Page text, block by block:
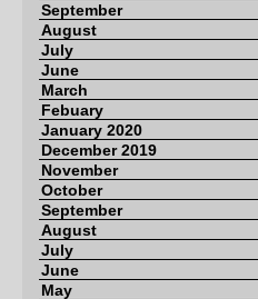
September
August
July
June
March
Febuary
January 2020
December 2019
November
October
September
August
July
June
May